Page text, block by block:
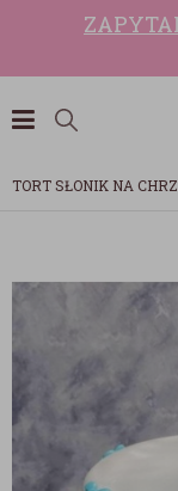
TORT SŁONIK NA